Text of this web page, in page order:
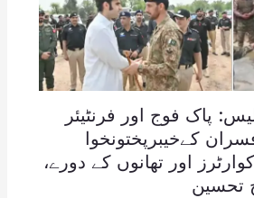
پاک فوج اور فرنٹیئر
کےخیبرپختونخوا
اور تھانوں کے دورے،
تحسین